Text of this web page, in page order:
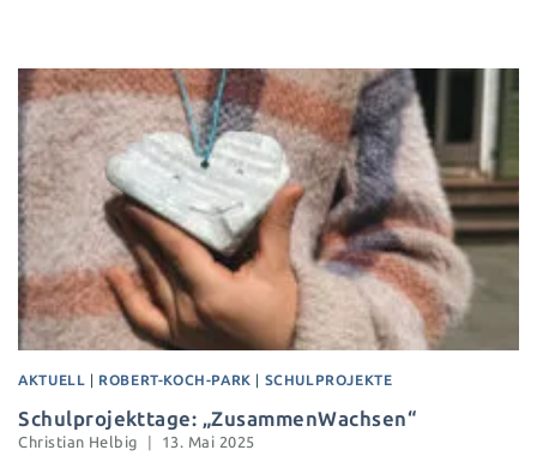
AKTUELL ROBERT-KOCH-PARK SCHULPROJEKTE
Schulprojekttage: „ZusammenWachsen“
Christian Helbig 13. Mai 2025